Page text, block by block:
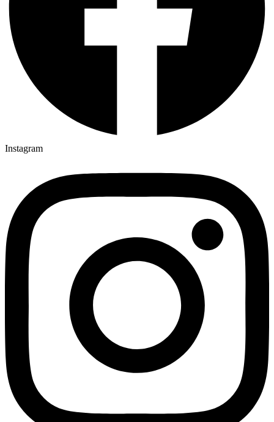
Instagram